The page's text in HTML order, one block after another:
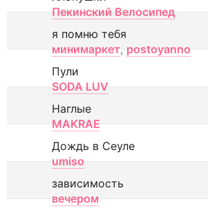
Пекинский Велосипед
я помню тебя
минимаркет, postoyanno
Пули
SODA LUV
Наглые
MAKRAE
Дождь в Сеуле
umiso
зависимость
вечером